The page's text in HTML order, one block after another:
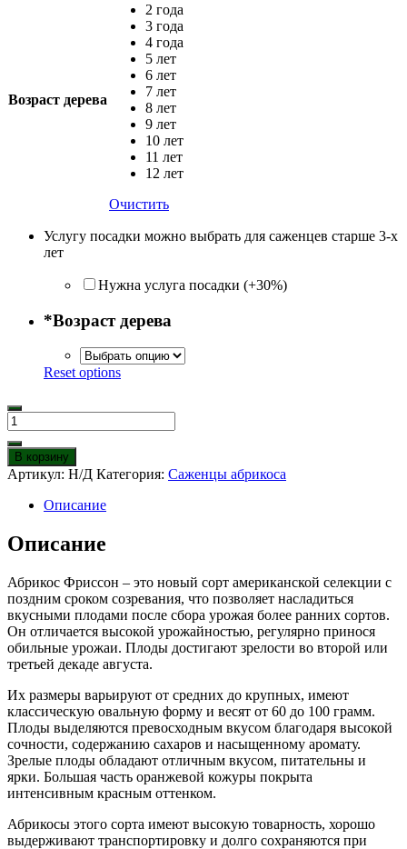
Возраст дерева
2 года
3 года
4 года
5 лет
6 лет
7 лет
8 лет
9 лет
10 лет
11 лет
12 лет
Очистить
Услугу посадки можно выбрать для саженцев старше 3-х
лет
Нужна услуга посадки (+30%)
*Возраст дерева
Reset options
Количество
товара
Абрикос
Фриссон
В корзину
Артикул: Н/Д Категория: Саженцы абрикоса
Описание
Описание
Абрикос Фриссон – это новый сорт американской селекции с
поздним сроком созревания, что позволяет насладиться
вкусными плодами после сбора урожая более ранних сортов.
Он отличается высокой урожайностью, регулярно принося
обильные урожаи. Плоды достигают зрелости во второй или
третьей декаде августа.
Их размеры варьируют от средних до крупных, имеют
классическую овальную форму и весят от 60 до 100 грамм.
Плоды выделяются превосходным вкусом благодаря высокой
сочности, содержанию сахаров и насыщенному аромату.
Зрелые плоды обладают отличным вкусом, питательны и
ярки. Большая часть оранжевой кожуры покрыта
интенсивным красным оттенком.
Абрикосы этого сорта имеют высокую товарность, хорошо
выдерживают транспортировку и долго сохраняются при